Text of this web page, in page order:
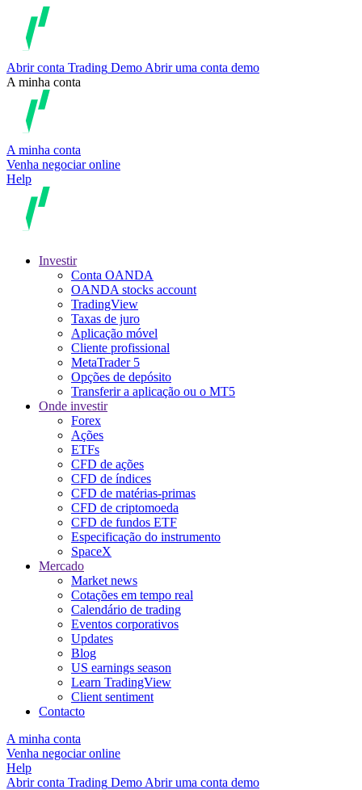
Abrir conta Trading Demo Abrir uma conta demo
A minha conta
A minha conta
Venha negociar online
Help
Investir
Conta OANDA
OANDA stocks account
TradingView
Taxas de juro
Aplicação móvel
Cliente profissional
MetaTrader 5
Opções de depósito
Transferir a aplicação ou o MT5
Onde investir
Forex
Ações
ETFs
CFD de ações
CFD de índices
CFD de matérias-primas
CFD de criptomoeda
CFD de fundos ETF
Especificação do instrumento
SpaceX
Mercado
Market news
Cotações em tempo real
Calendário de trading
Eventos corporativos
Updates
Blog
US earnings season
Learn TradingView
Client sentiment
Contacto
A minha conta
Venha negociar online
Help
Abrir conta Trading Demo Abrir uma conta demo